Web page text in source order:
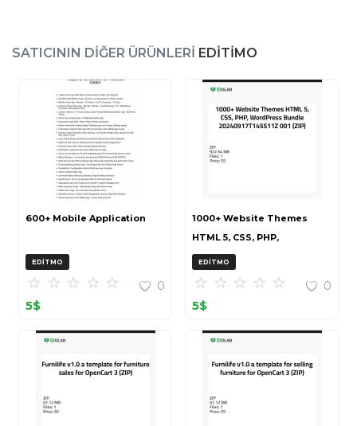
SATICININ DIĞER ÜRÜNLERI EDITIMO
600+ Mobile Application
EDITMO
0
5$
1000+ Website Themes
HTML 5, CSS, PHP,
WordPress Bundle
20240917T145511Z 001 (ZIP)
EDITMO
0
5$